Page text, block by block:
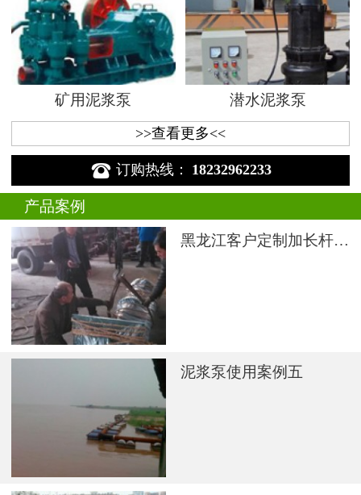
矿用泥浆泵 潜水泥浆泵
>>查看更多<<
 订购热线： 18232962233
产品案例
黑龙江客户定制加长杆液下渣浆泵
泥浆泵使用案例五